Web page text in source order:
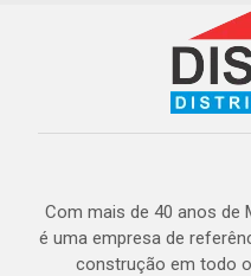
Com mais de 40 anos de
é uma empresa de
construção em todo